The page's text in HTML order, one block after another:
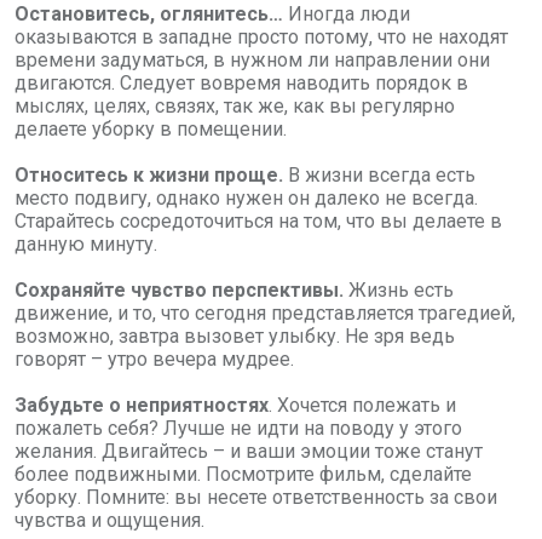
Остановитесь, оглянитесь… Иногда люди
оказываются в западне просто потому, что не находят
времени задуматься, в нужном ли направлении они
двигаются. Следует вовремя наводить порядок в
мыслях, целях, связях, так же, как вы регулярно
делаете уборку в помещении.
Относитесь к жизни проще. В жизни всегда есть
место подвигу, однако нужен он далеко не всегда.
Старайтесь сосредоточиться на том, что вы делаете в
данную минуту.
Сохраняйте чувство перспективы. Жизнь есть
движение, и то, что сегодня представляется трагедией,
возможно, завтра вызовет улыбку. Не зря ведь
говорят – утро вечера мудрее.
Забудьте о неприятностях. Хочется полежать и
пожалеть себя? Лучше не идти на поводу у этого
желания. Двигайтесь – и ваши эмоции тоже станут
более подвижными. Посмотрите фильм, сделайте
уборку. Помните: вы несете ответственность за свои
чувства и ощущения.